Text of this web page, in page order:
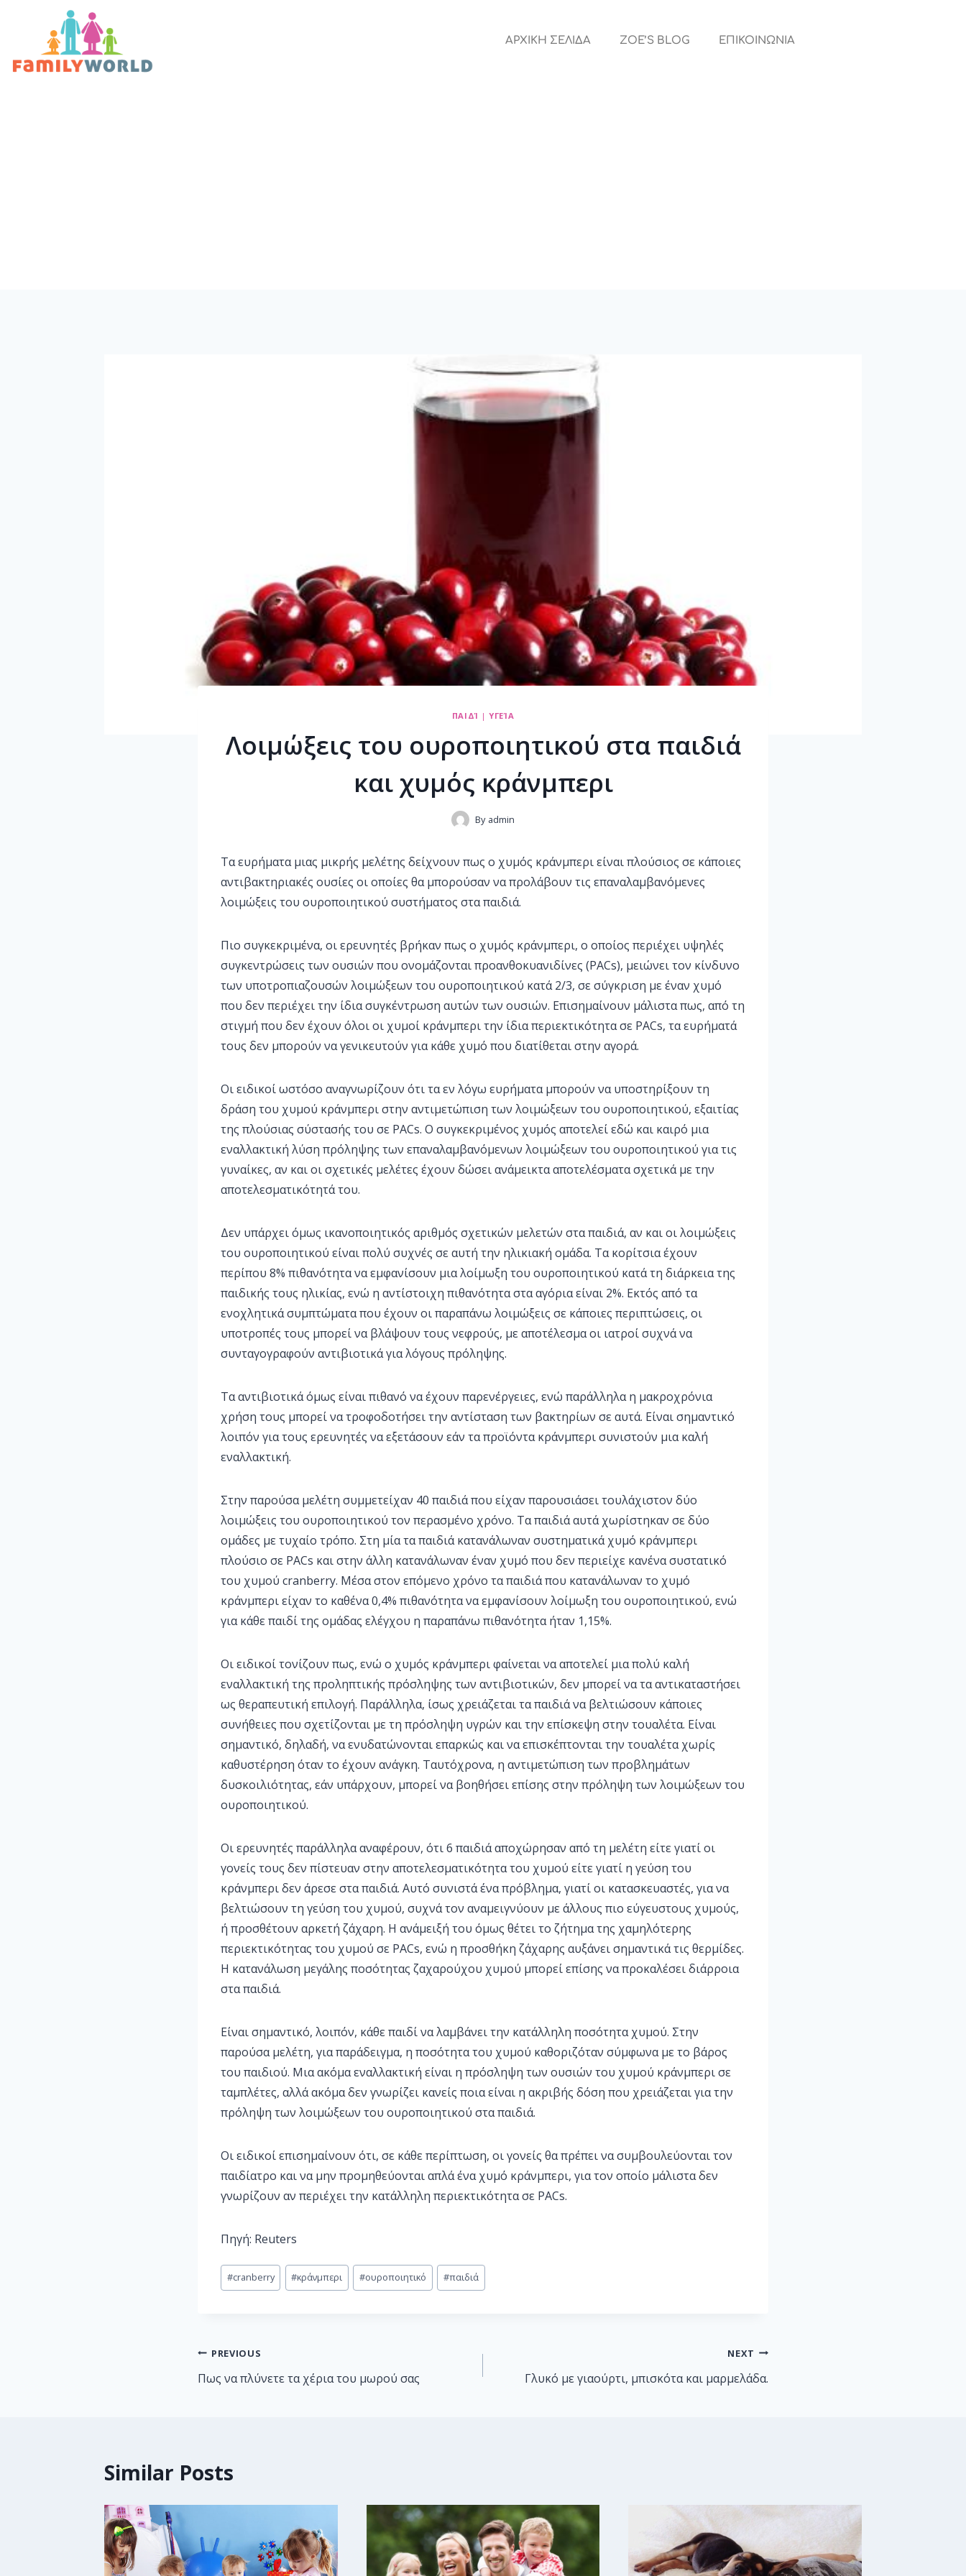
ΑΡΧΙΚΗ ΣΕΛΙΔΑ ZOE’S BLOG ΕΠΙΚΟΙΝΩΝΙΑ
ΠΑΙΔΊ |ΥΓΕΊΑ
Λοιμώξεις του ουροποιητικού στα παιδιά
και χυμός κράνμπερι
By admin
Τα ευρήματα μιας μικρής μελέτης δείχνουν πως ο χυμός κράνμπερι είναι πλούσιος σε κάποιες
αντιβακτηριακές ουσίες οι οποίες θα μπορούσαν να προλάβουν τις επαναλαμβανόμενες
λοιμώξεις του ουροποιητικού συστήματος στα παιδιά.
Πιο συγκεκριμένα, οι ερευνητές βρήκαν πως ο χυμός κράνμπερι, ο οποίος περιέχει υψηλές
συγκεντρώσεις των ουσιών που ονομάζονται προανθοκυανιδίνες (PACs), μειώνει τον κίνδυνο
των υποτροπιαζουσών λοιμώξεων του ουροποιητικού κατά 2/3, σε σύγκριση με έναν χυμό
που δεν περιέχει την ίδια συγκέντρωση αυτών των ουσιών. Επισημαίνουν μάλιστα πως, από τη
στιγμή που δεν έχουν όλοι οι χυμοί κράνμπερι την ίδια περιεκτικότητα σε PACs, τα ευρήματά
τους δεν μπορούν να γενικευτούν για κάθε χυμό που διατίθεται στην αγορά.
Οι ειδικοί ωστόσο αναγνωρίζουν ότι τα εν λόγω ευρήματα μπορούν να υποστηρίξουν τη
δράση του χυμού κράνμπερι στην αντιμετώπιση των λοιμώξεων του ουροποιητικού, εξαιτίας
της πλούσιας σύστασής του σε PACs. Ο συγκεκριμένος χυμός αποτελεί εδώ και καιρό μια
εναλλακτική λύση πρόληψης των επαναλαμβανόμενων λοιμώξεων του ουροποιητικού για τις
γυναίκες, αν και οι σχετικές μελέτες έχουν δώσει ανάμεικτα αποτελέσματα σχετικά με την
αποτελεσματικότητά του.
Δεν υπάρχει όμως ικανοποιητικός αριθμός σχετικών μελετών στα παιδιά, αν και οι λοιμώξεις
του ουροποιητικού είναι πολύ συχνές σε αυτή την ηλικιακή ομάδα. Τα κορίτσια έχουν
περίπου 8% πιθανότητα να εμφανίσουν μια λοίμωξη του ουροποιητικού κατά τη διάρκεια της
παιδικής τους ηλικίας, ενώ η αντίστοιχη πιθανότητα στα αγόρια είναι 2%. Εκτός από τα
ενοχλητικά συμπτώματα που έχουν οι παραπάνω λοιμώξεις σε κάποιες περιπτώσεις, οι
υποτροπές τους μπορεί να βλάψουν τους νεφρούς, με αποτέλεσμα οι ιατροί συχνά να
συνταγογραφούν αντιβιοτικά για λόγους πρόληψης.
Τα αντιβιοτικά όμως είναι πιθανό να έχουν παρενέργειες, ενώ παράλληλα η μακροχρόνια
χρήση τους μπορεί να τροφοδοτήσει την αντίσταση των βακτηρίων σε αυτά. Είναι σημαντικό
λοιπόν για τους ερευνητές να εξετάσουν εάν τα προϊόντα κράνμπερι συνιστούν μια καλή
εναλλακτική.
Στην παρούσα μελέτη συμμετείχαν 40 παιδιά που είχαν παρουσιάσει τουλάχιστον δύο
λοιμώξεις του ουροποιητικού τον περασμένο χρόνο. Τα παιδιά αυτά χωρίστηκαν σε δύο
ομάδες με τυχαίο τρόπο. Στη μία τα παιδιά κατανάλωναν συστηματικά χυμό κράνμπερι
πλούσιο σε PACs και στην άλλη κατανάλωναν έναν χυμό που δεν περιείχε κανένα συστατικό
του χυμού cranberry. Μέσα στον επόμενο χρόνο τα παιδιά που κατανάλωναν το χυμό
κράνμπερι είχαν το καθένα 0,4% πιθανότητα να εμφανίσουν λοίμωξη του ουροποιητικού, ενώ
για κάθε παιδί της ομάδας ελέγχου η παραπάνω πιθανότητα ήταν 1,15%.
Οι ειδικοί τονίζουν πως, ενώ ο χυμός κράνμπερι φαίνεται να αποτελεί μια πολύ καλή
εναλλακτική της προληπτικής πρόσληψης των αντιβιοτικών, δεν μπορεί να τα αντικαταστήσει
ως θεραπευτική επιλογή. Παράλληλα, ίσως χρειάζεται τα παιδιά να βελτιώσουν κάποιες
συνήθειες που σχετίζονται με τη πρόσληψη υγρών και την επίσκεψη στην τουαλέτα. Είναι
σημαντικό, δηλαδή, να ενυδατώνονται επαρκώς και να επισκέπτονται την τουαλέτα χωρίς
καθυστέρηση όταν το έχουν ανάγκη. Ταυτόχρονα, η αντιμετώπιση των προβλημάτων
δυσκοιλιότητας, εάν υπάρχουν, μπορεί να βοηθήσει επίσης στην πρόληψη των λοιμώξεων του
ουροποιητικού.
Οι ερευνητές παράλληλα αναφέρουν, ότι 6 παιδιά αποχώρησαν από τη μελέτη είτε γιατί οι
γονείς τους δεν πίστευαν στην αποτελεσματικότητα του χυμού είτε γιατί η γεύση του
κράνμπερι δεν άρεσε στα παιδιά. Αυτό συνιστά ένα πρόβλημα, γιατί οι κατασκευαστές, για να
βελτιώσουν τη γεύση του χυμού, συχνά τον αναμειγνύουν με άλλους πιο εύγευστους χυμούς,
ή προσθέτουν αρκετή ζάχαρη. Η ανάμειξή του όμως θέτει το ζήτημα της χαμηλότερης
περιεκτικότητας του χυμού σε PACs, ενώ η προσθήκη ζάχαρης αυξάνει σημαντικά τις θερμίδες.
Η κατανάλωση μεγάλης ποσότητας ζαχαρούχου χυμού μπορεί επίσης να προκαλέσει διάρροια
στα παιδιά.
Είναι σημαντικό, λοιπόν, κάθε παιδί να λαμβάνει την κατάλληλη ποσότητα χυμού. Στην
παρούσα μελέτη, για παράδειγμα, η ποσότητα του χυμού καθοριζόταν σύμφωνα με το βάρος
του παιδιού. Μια ακόμα εναλλακτική είναι η πρόσληψη των ουσιών του χυμού κράνμπερι σε
ταμπλέτες, αλλά ακόμα δεν γνωρίζει κανείς ποια είναι η ακριβής δόση που χρειάζεται για την
πρόληψη των λοιμώξεων του ουροποιητικού στα παιδιά.
Οι ειδικοί επισημαίνουν ότι, σε κάθε περίπτωση, οι γονείς θα πρέπει να συμβουλεύονται τον
παιδίατρο και να μην προμηθεύονται απλά ένα χυμό κράνμπερι, για τον οποίο μάλιστα δεν
γνωρίζουν αν περιέχει την κατάλληλη περιεκτικότητα σε PACs.
Πηγή: Reuters
#cranberry #κράνμπερι #ουροποιητικό #παιδιά
PREVIOUS
Πως να πλύνετε τα χέρια του μωρού σας
NEXT
Γλυκό με γιαούρτι, μπισκότα και μαρμελάδα.
Similar Posts